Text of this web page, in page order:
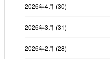
2026年4月 (30)
2026年3月 (31)
2026年2月 (28)